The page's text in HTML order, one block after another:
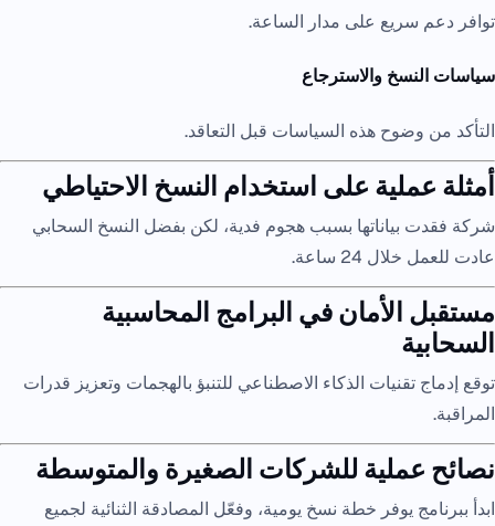
توافر دعم سريع على مدار الساعة.
سياسات النسخ والاسترجاع
التأكد من وضوح هذه السياسات قبل التعاقد.
أمثلة عملية على استخدام النسخ الاحتياطي
شركة فقدت بياناتها بسبب هجوم فدية، لكن بفضل النسخ السحابي
عادت للعمل خلال 24 ساعة.
مستقبل الأمان في البرامج المحاسبية
السحابية
توقع إدماج تقنيات الذكاء الاصطناعي للتنبؤ بالهجمات وتعزيز قدرات
المراقبة.
نصائح عملية للشركات الصغيرة والمتوسطة
ابدأ ببرنامج يوفر خطة نسخ يومية، وفعّل المصادقة الثنائية لجميع